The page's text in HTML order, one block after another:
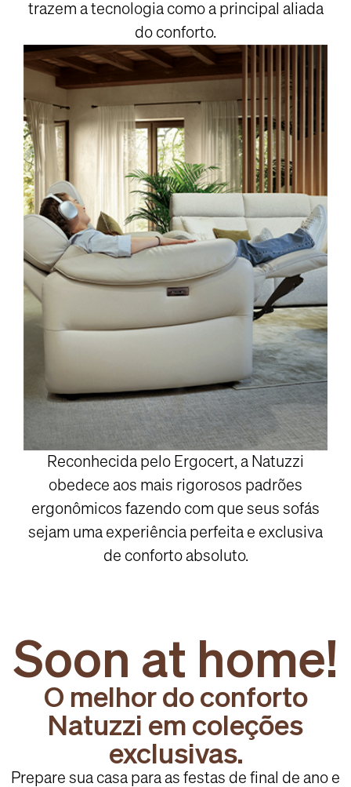
trazem a tecnologia como a principal aliada
do conforto.
Reconhecida pelo Ergocert, a Natuzzi
obedece aos mais rigorosos padrões
ergonômicos fazendo com que seus sofás
sejam uma experiência perfeita e exclusiva
de conforto absoluto.
Soon at home!
O melhor do conforto
Natuzzi em coleções
exclusivas.
Prepare sua casa para as festas de final de ano e